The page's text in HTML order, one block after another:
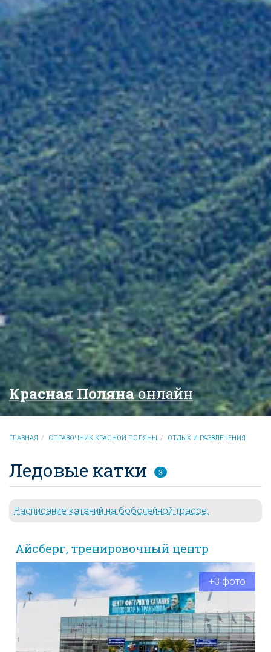
Красная Полянаонлайн
ГЛАВНАЯ СПРАВОЧНИК КРАСНОЙ ПОЛЯНЫ ОТДЫХ И РАЗВЛЕЧЕНИЯ
Ледовые катки 3
Расписание катаний на бобслейной трассе.
Айсберг, тренировочный центр
+3 фото